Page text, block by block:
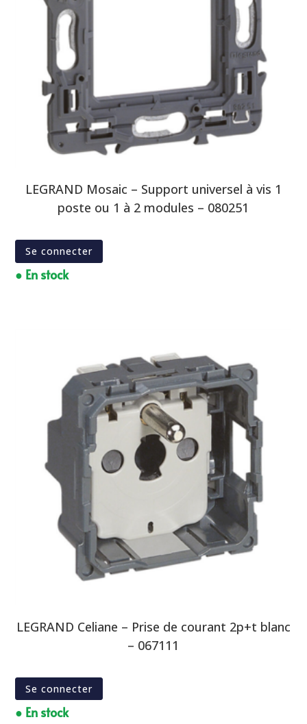
LEGRAND Mosaic – Support universel à vis 1
poste ou 1 à 2 modules – 080251
Se connecter
● En stock
LEGRAND Celiane – Prise de courant 2p+t blanc
– 067111
Se connecter
● En stock